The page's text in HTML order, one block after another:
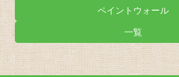
ペイントウォール
一覧